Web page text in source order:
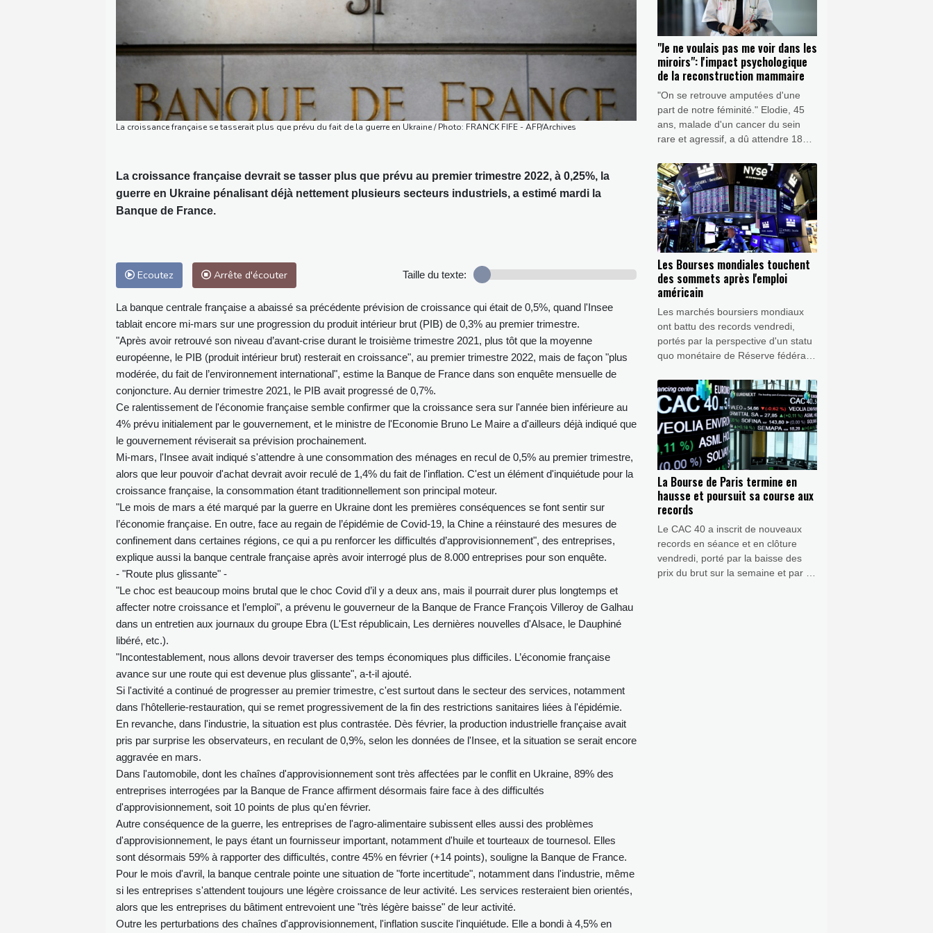
La croissance française se tasserait plus que prévu du fait de la guerre en Ukraine / Photo: FRANCK FIFE - AFP/Archives
La croissance française devrait se tasser plus que prévu au premier trimestre 2022, à 0,25%, la
guerre en Ukraine pénalisant déjà nettement plusieurs secteurs industriels, a estimé mardi la
Banque de France.
Ecoutez Arrête d'écouter Taille du texte:
La banque centrale française a abaissé sa précédente prévision de croissance qui était de 0,5%, quand l'Insee
tablait encore mi-mars sur une progression du produit intérieur brut (PIB) de 0,3% au premier trimestre.
"Après avoir retrouvé son niveau d’avant-crise durant le troisième trimestre 2021, plus tôt que la moyenne
européenne, le PIB (produit intérieur brut) resterait en croissance", au premier trimestre 2022, mais de façon "plus
modérée, du fait de l’environnement international", estime la Banque de France dans son enquête mensuelle de
conjoncture. Au dernier trimestre 2021, le PIB avait progressé de 0,7%.
Ce ralentissement de l'économie française semble confirmer que la croissance sera sur l'année bien inférieure au
4% prévu initialement par le gouvernement, et le ministre de l'Economie Bruno Le Maire a d'ailleurs déjà indiqué que
le gouvernement réviserait sa prévision prochainement.
Mi-mars, l'Insee avait indiqué s'attendre à une consommation des ménages en recul de 0,5% au premier trimestre,
alors que leur pouvoir d'achat devrait avoir reculé de 1,4% du fait de l'inflation. C'est un élément d'inquiétude pour la
croissance française, la consommation étant traditionnellement son principal moteur.
"Le mois de mars a été marqué par la guerre en Ukraine dont les premières conséquences se font sentir sur
l’économie française. En outre, face au regain de l’épidémie de Covid-19, la Chine a réinstauré des mesures de
confinement dans certaines régions, ce qui a pu renforcer les difficultés d’approvisionnement", des entreprises,
explique aussi la banque centrale française après avoir interrogé plus de 8.000 entreprises pour son enquête.
- "Route plus glissante" -
"Le choc est beaucoup moins brutal que le choc Covid d’il y a deux ans, mais il pourrait durer plus longtemps et
affecter notre croissance et l’emploi", a prévenu le gouverneur de la Banque de France François Villeroy de Galhau
dans un entretien aux journaux du groupe Ebra (L'Est républicain, Les dernières nouvelles d'Alsace, le Dauphiné
libéré, etc.).
"Incontestablement, nous allons devoir traverser des temps économiques plus difficiles. L’économie française
avance sur une route qui est devenue plus glissante", a-t-il ajouté.
Si l'activité a continué de progresser au premier trimestre, c'est surtout dans le secteur des services, notamment
dans l'hôtellerie-restauration, qui se remet progressivement de la fin des restrictions sanitaires liées à l'épidémie.
En revanche, dans l'industrie, la situation est plus contrastée. Dès février, la production industrielle française avait
pris par surprise les observateurs, en reculant de 0,9%, selon les données de l'Insee, et la situation se serait encore
aggravée en mars.
Dans l'automobile, dont les chaînes d'approvisionnement sont très affectées par le conflit en Ukraine, 89% des
entreprises interrogées par la Banque de France affirment désormais faire face à des difficultés
d'approvisionnement, soit 10 points de plus qu'en février.
Autre conséquence de la guerre, les entreprises de l'agro-alimentaire subissent elles aussi des problèmes
d'approvisionnement, le pays étant un fournisseur important, notamment d'huile et tourteaux de tournesol. Elles
sont désormais 59% à rapporter des difficultés, contre 45% en février (+14 points), souligne la Banque de France.
Pour le mois d'avril, la banque centrale pointe une situation de "forte incertitude", notamment dans l'industrie, même
si les entreprises s'attendent toujours une légère croissance de leur activité. Les services resteraient bien orientés,
alors que les entreprises du bâtiment entrevoient une "très légère baisse" de leur activité.
Outre les perturbations des chaînes d'approvisionnement, l'inflation suscite l'inquiétude. Elle a bondi à 4,5% en
"Je ne voulais pas me voir dans les
miroirs": l'impact psychologique
de la reconstruction mammaire
"On se retrouve amputées d'une
part de notre féminité." Elodie, 45
ans, malade d'un cancer du sein
rare et agressif, a dû attendre 18
reconstruction mammaire après sa
mastectomie.
Les Bourses mondiales touchent
des sommets après l'emploi
américain
Les marchés boursiers mondiaux
ont battu des records vendredi,
portés par la perspective d'un statu
quo monétaire de Réserve fédérale
après la publication de chiffres de
l'emploi moins bons qu'attendu aux
Etats-Unis.
La Bourse de Paris termine en
hausse et poursuit sa course aux
records
Le CAC 40 a inscrit de nouveaux
records en séance et en clôture
vendredi, porté par la baisse des
prix du brut sur la semaine et par le